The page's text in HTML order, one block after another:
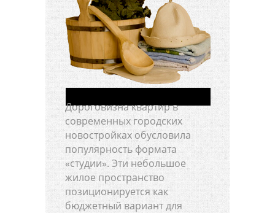
Дороговизна квартир в
современных городских
новостройках обусловила
популярность формата
«студии». Эти небольшое
жилое пространство
позиционируется как
бюджетный вариант для